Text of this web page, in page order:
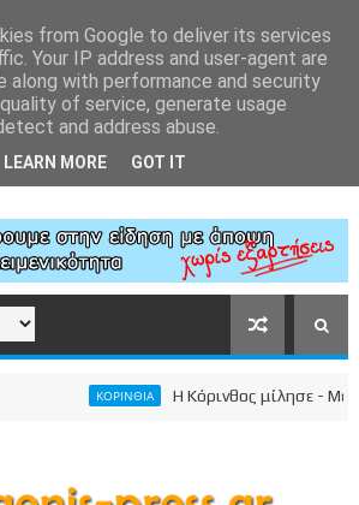
ΚΟΡΙΝΘΙΑ Η Κόρινθος μίλησε -
from Google to deliver its services
Your IP address and user-agent are
along with performance and security
of service, generate usage
and address abuse.
LEARN MORE GOT IT